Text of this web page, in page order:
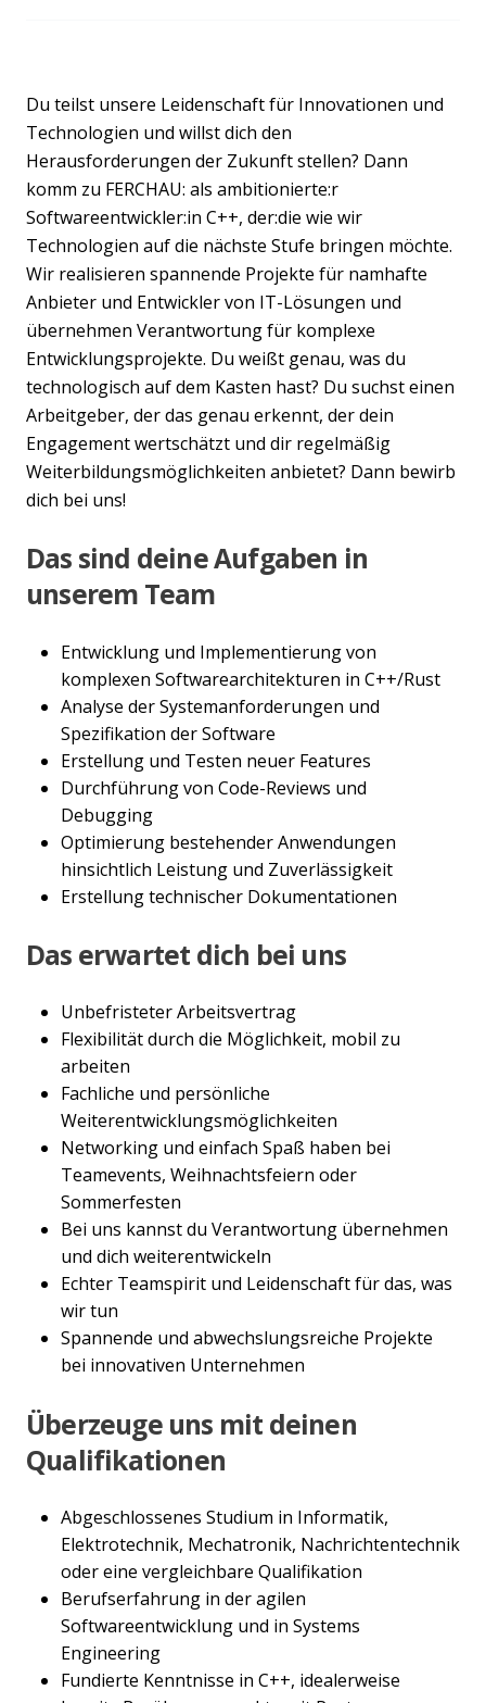
Du teilst unsere Leidenschaft für Innovationen und
Technologien und willst dich den
Herausforderungen der Zukunft stellen? Dann
komm zu FERCHAU: als ambitionierte:r
Softwareentwickler:in C++, der:die wie wir
Technologien auf die nächste Stufe bringen möchte.
Wir realisieren spannende Projekte für namhafte
Anbieter und Entwickler von IT-Lösungen und
übernehmen Verantwortung für komplexe
Entwicklungsprojekte. Du weißt genau, was du
technologisch auf dem Kasten hast? Du suchst einen
Arbeitgeber, der das genau erkennt, der dein
Engagement wertschätzt und dir regelmäßig
Weiterbildungsmöglichkeiten anbietet? Dann bewirb
dich bei uns!
Das sind deine Aufgaben in
unserem Team
Entwicklung und Implementierung von
komplexen Softwarearchitekturen in C++/Rust
Analyse der Systemanforderungen und
Spezifikation der Software
Erstellung und Testen neuer Features
Durchführung von Code-Reviews und
Debugging
Optimierung bestehender Anwendungen
hinsichtlich Leistung und Zuverlässigkeit
Erstellung technischer Dokumentationen
Das erwartet dich bei uns
Unbefristeter Arbeitsvertrag
Flexibilität durch die Möglichkeit, mobil zu
arbeiten
Fachliche und persönliche
Weiterentwicklungsmöglichkeiten
Networking und einfach Spaß haben bei
Teamevents, Weihnachtsfeiern oder
Sommerfesten
Bei uns kannst du Verantwortung übernehmen
und dich weiterentwickeln
Echter Teamspirit und Leidenschaft für das, was
wir tun
Spannende und abwechslungsreiche Projekte
bei innovativen Unternehmen
Überzeuge uns mit deinen
Qualifikationen
Abgeschlossenes Studium in Informatik,
Elektrotechnik, Mechatronik, Nachrichtentechnik
oder eine vergleichbare Qualifikation
Berufserfahrung in der agilen
Softwareentwicklung und in Systems
Engineering
Fundierte Kenntnisse in C++, idealerweise